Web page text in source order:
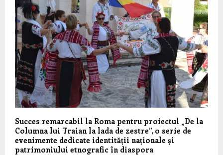
Succes remarcabil la Roma pentru proiectul „De la
Columna lui Traian la lada de zestre”, o serie de
evenimente dedicate identității naționale și
patrimoniului etnografic în diaspora